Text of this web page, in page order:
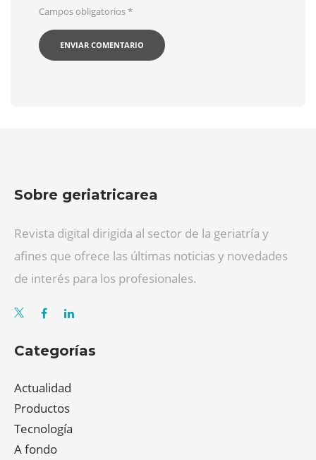
Campos obligatorios*
Sobre geriatricarea
Revista digital dirigida al sector de la geriatría y
afines que ofrece las últimas noticias y novedades
de interés para los profesionales.
Categorías
Actualidad
Productos
Tecnología
A fondo